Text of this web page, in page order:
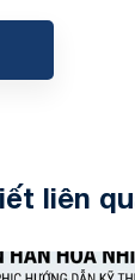
liên